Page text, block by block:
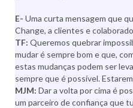
E- Uma curta mensagem que
Change, a clientes e
TF: Queremos quebrar
mudar é sempre bom e que,
estas mudanças podem ser
sempre que é possível.
MJM: Dar a volta por cima é
um parceiro de confiança que